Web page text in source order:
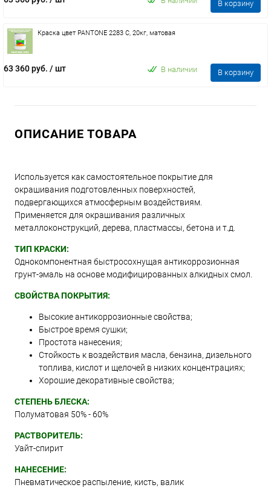
В корзину
Краска цвет PANTONE 2283 C, 20кг, матовая
63 360 руб. / шт В наличии В корзину
ОПИСАНИЕ ТОВАРА
Используется как самостоятельное покрытие для
окрашивания подготовленных поверхностей,
подвергающихся атмосферным воздействиям.
Применяется для окрашивания различных
металлоконструкций, дерева, пластмассы, бетона и т.д.
ТИП КРАСКИ:
Однокомпонентная быстросохнущая антикоррозионная
грунт-эмаль на основе модифицированных алкидных смол.
СВОЙСТВА ПОКРЫТИЯ:
Высокие антикоррозионные свойства;
Быстрое время сушки;
Простота нанесения;
Стойкость к воздействия масла, бензина, дизельного
топлива, кислот и щелочей в низких концентрациях;
Хорошие декоративные свойства;
СТЕПЕНЬ БЛЕСКА:
Полуматовая 50% - 60%
РАСТВОРИТЕЛЬ:
Уайт-спирит
НАНЕСЕНИЕ:
Пневматическое распыление, кисть, валик